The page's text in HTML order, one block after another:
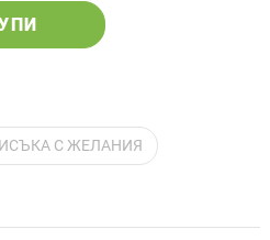
С ЖЕЛАНИЯ